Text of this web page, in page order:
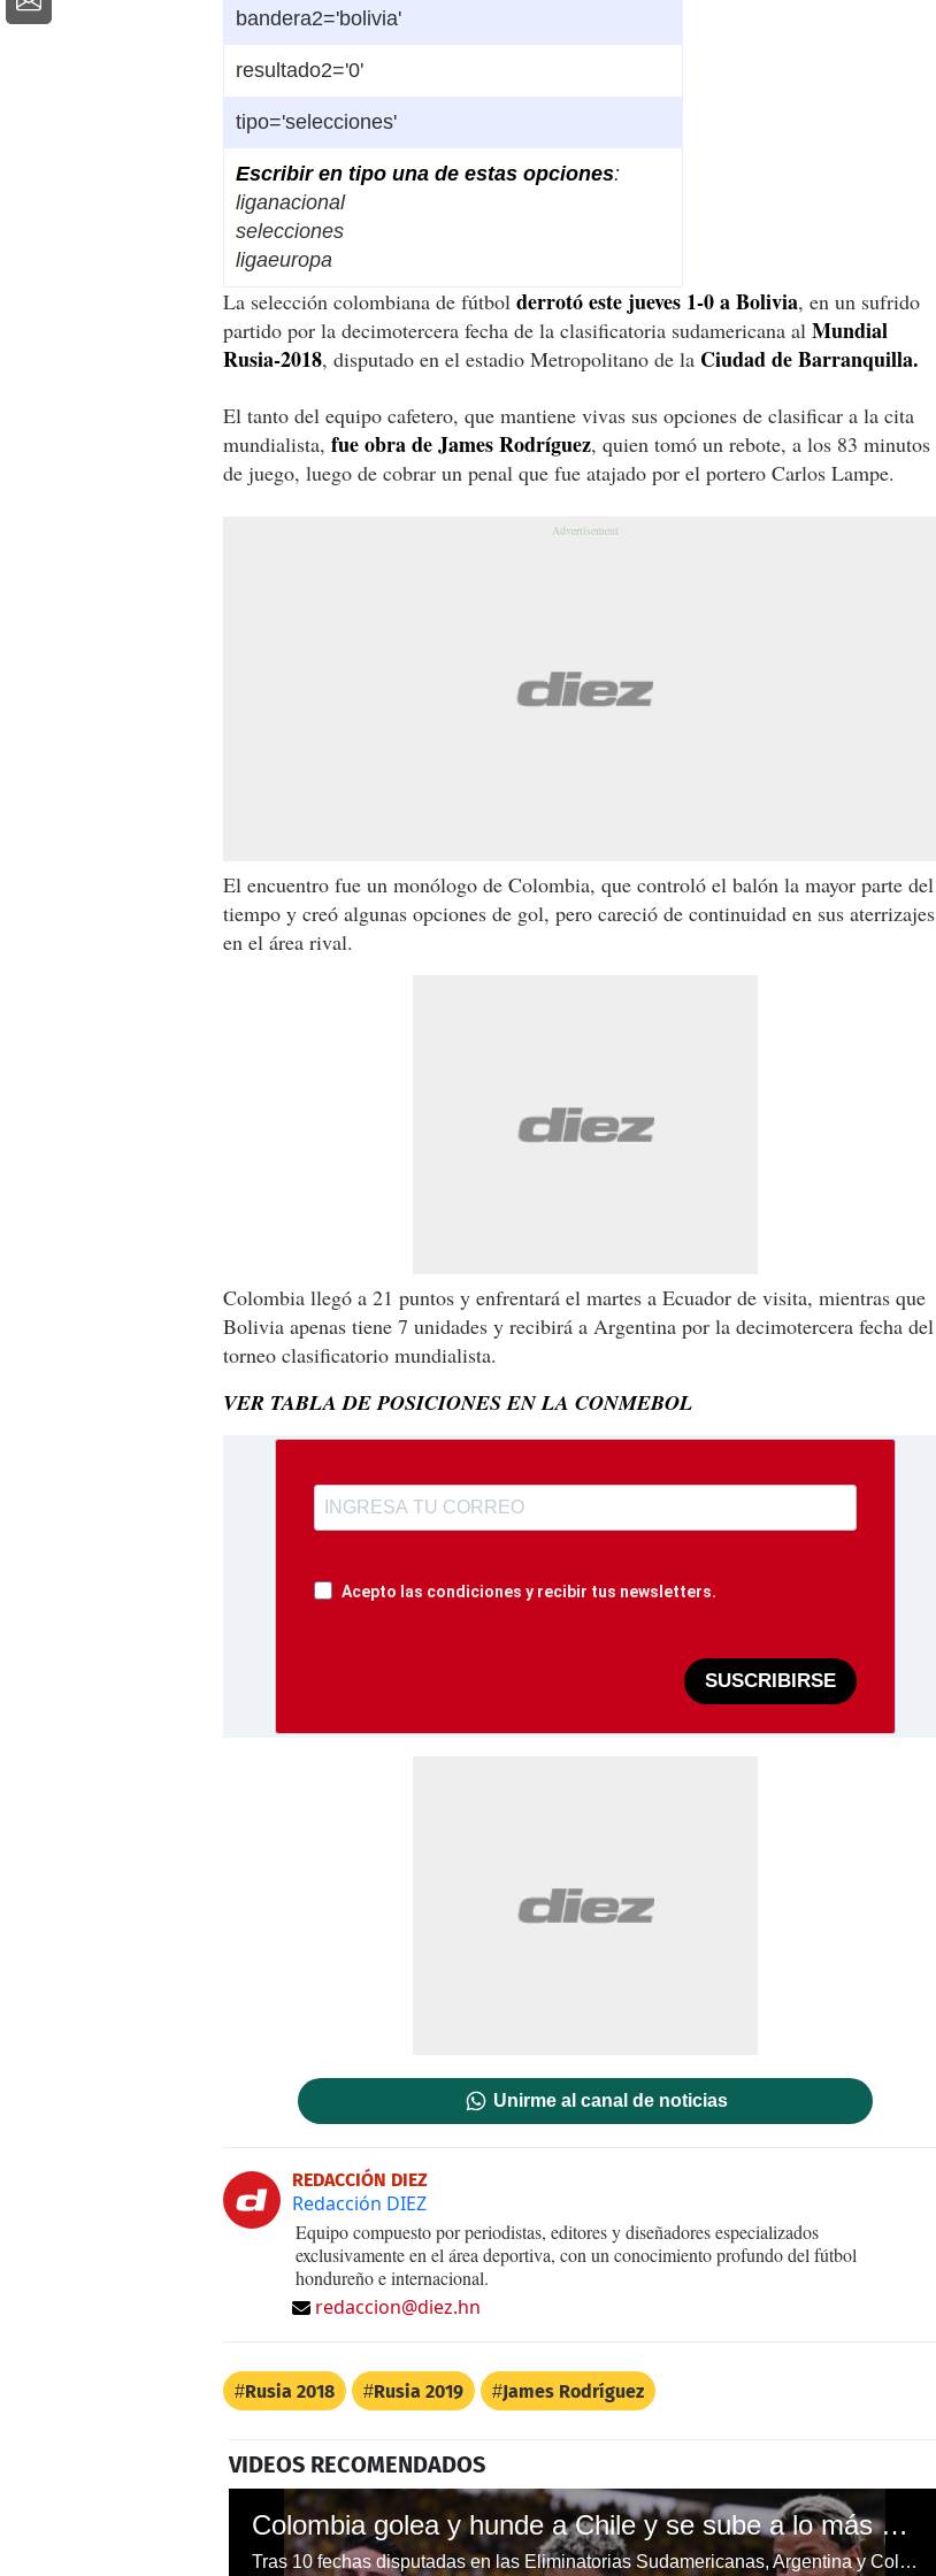
bandera2='bolivia'
resultado2='0'
tipo='selecciones'
Escribir en tipo una de estas opciones:
liganacional
selecciones
ligaeuropa
La selección colombiana de fútbol derrotó este jueves 1-0 a Bolivia, en un sufrido
partido por la decimotercera fecha de la clasificatoria sudamericana al Mundial
Rusia-2018, disputado en el estadio Metropolitano de la Ciudad de Barranquilla.
El tanto del equipo cafetero, que mantiene vivas sus opciones de clasificar a la cita
mundialista, fue obra de James Rodríguez, quien tomó un rebote, a los 83 minutos
de juego, luego de cobrar un penal que fue atajado por el portero Carlos Lampe.
El encuentro fue un monólogo de Colombia, que controló el balón la mayor parte del
tiempo y creó algunas opciones de gol, pero careció de continuidad en sus aterrizajes
en el área rival.
Colombia llegó a 21 puntos y enfrentará el martes a Ecuador de visita, mientras que
Bolivia apenas tiene 7 unidades y recibirá a Argentina por la decimotercera fecha del
torneo clasificatorio mundialista.
VER TABLA DE POSICIONES EN LA CONMEBOL
Acepto las condiciones y recibir tus newsletters.
SUSCRIBIRSE
Unirme al canal de noticias
REDACCIÓN DIEZ
Redacción DIEZ
Equipo compuesto por periodistas, editores y diseñadores especializados
exclusivamente en el área deportiva, con un conocimiento profundo del fútbol
hondureño e internacional.
redaccion@diez.hn
Rusia 2018 Rusia 2019 James Rodríguez
VIDEOS RECOMENDADOS
Colombia golea y hunde a Chile y se sube a lo más alto de la tabla de posiciones de las eliminatorias sudamericanas
Tras 10 fechas disputadas en las Eliminatorias Sudamericanas, Argentina y Colombia se aferran en la cima; Uruguay, Brasil los persiguen. Perú y Chile decepcionan.